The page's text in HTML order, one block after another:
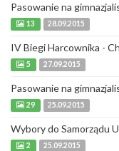
Pasowanie na
13 28.09.2015
IV Biegi Harcownika -
5 27.09.2015
Pasowanie na
29 25.09.2015
Wybory do Samorządu
2 25.09.2015